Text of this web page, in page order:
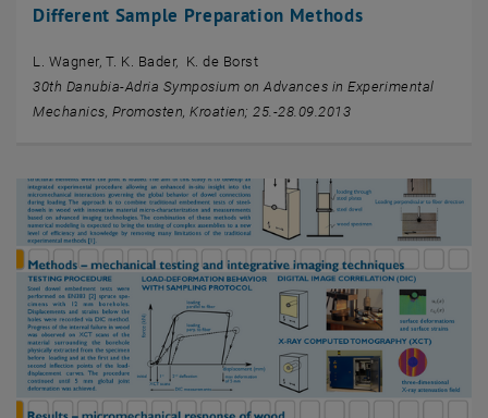
Different Sample Preparation Methods
L. Wagner, T. K. Bader, K. de Borst
30th Danubia-Adria Symposium on Advances in Experimental
Mechanics, Promosten, Kroatien; 25.-28.09.2013